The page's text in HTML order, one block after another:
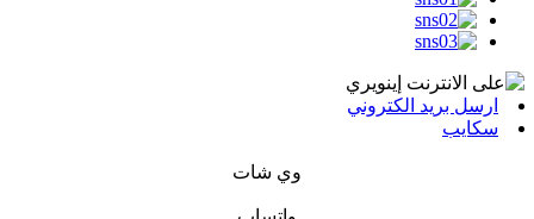
ارسل بريد الكتروني
سكايب
وي شات